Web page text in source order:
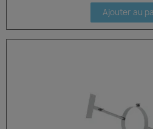
Ajouter au